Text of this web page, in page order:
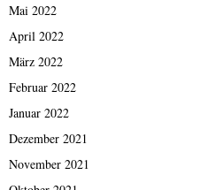
Mai 2022
April 2022
März 2022
Februar 2022
Januar 2022
Dezember 2021
November 2021